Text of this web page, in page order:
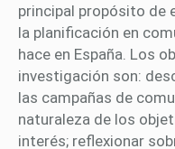
principal propósito de
la planificación en
hace en España. Los
investigación son:
las campañas de
naturaleza de los
interés; reflexionar